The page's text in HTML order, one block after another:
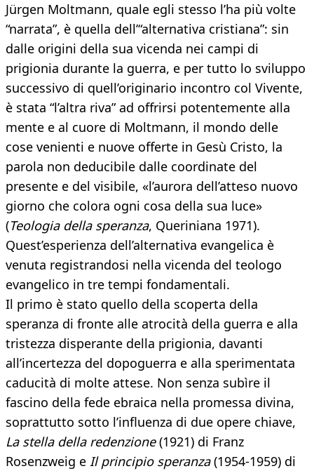
Jürgen Moltmann, quale egli stesso l’ha più volte
“narrata”, è quella dell’“alternativa cristiana”: sin
dalle origini della sua vicenda nei campi di
prigionia durante la guerra, e per tutto lo sviluppo
successivo di quell’originario incontro col Vivente,
è stata “l’altra riva” ad offrirsi potentemente alla
mente e al cuore di Moltmann, il mondo delle
cose venienti e nuove offerte in Gesù Cristo, la
parola non deducibile dalle coordinate del
presente e del visibile, «l’aurora dell’atteso nuovo
giorno che colora ogni cosa della sua luce»
(Teologia della speranza, Queriniana 1971).
Quest’esperienza dell’alternativa evangelica è
venuta registrandosi nella vicenda del teologo
evangelico in tre tempi fondamentali.
Il primo è stato quello della scoperta della
speranza di fronte alle atrocità della guerra e alla
tristezza disperante della prigionia, davanti
all’incertezza del dopoguerra e alla sperimentata
caducità di molte attese. Non senza subìre il
fascino della fede ebraica nella promessa divina,
soprattutto sotto l’influenza di due opere chiave,
La stella della redenzione(1921) di Franz
Rosenzweig e Il principio speranza(1954-1959) di